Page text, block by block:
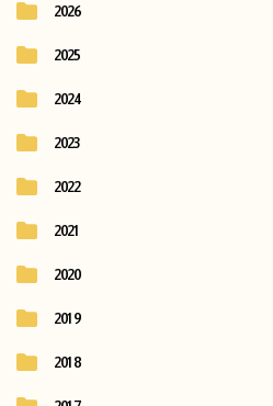
2026
2025
2024
2023
2022
2021
2020
2019
2018